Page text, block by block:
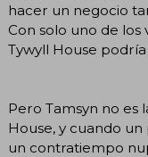
hacer un negocio
Con solo uno de los
Tywyll House
Pero Tamsyn no es
House, y cuando
un contratiempo